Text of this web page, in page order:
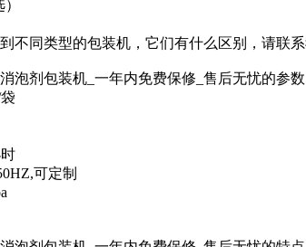
不同类型的包装机，它们有什么区别，请联
泡剂包装机_一年内免费保修_售后无忧的参数
可定制